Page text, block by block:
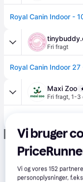
Royal Canin Indoor -
Fri fragt
Royal Canin Indoor
Maxi Zoo
Fri fragt, 1-3
Annonce
Vi bruger
Vi og vores152
personoplysninger,